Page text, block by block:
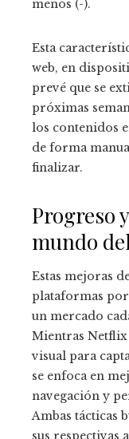
menos (-).
Esta
web, en
prevé que se
próximas
los contenidos
de forma
finalizar.
Progreso
mundo
Estas mejoras
plataformas
un mercado
Mientras
visual para
se enfoca en
navegación y
Ambas tácticas
sus respectivas